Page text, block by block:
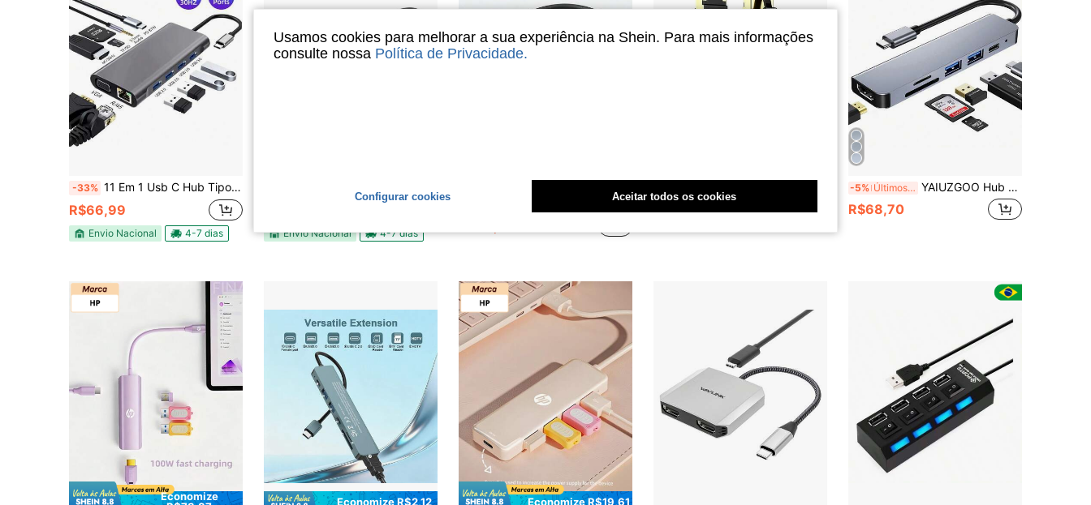
-33% 11 Em 1 Usb C Hub Tipo C Para 4k HD-Compatível USB 3.0 Adaptador Multifuncional
R$66,99
Envio Nacional 4-7 dias Envio Nacional 4-7 dias
R$400,72
-5% Últimos 3 dias YAIUZGOO Hub USB C 6-em-1 Tipo C 3.1 para Adaptador 4K, com Leitor de Cartão SD/TF, Carregamento Rápido PD 2.0/3.0, Interface de Transferência de Dados, Slot para Pen Drive USB, Compacto e Portátil, Adequado para Viagens de Negócios, Compatível com MacBook, Laptop, PC, Telefone Android, Tablet
R$68,70
Economize
Economize R$2,12 Economize R$19,61
Usamos cookies para melhorar a sua experiência na Shein. Para mais informações
consulte nossa Política de Privacidade.
Configurar cookies Aceitar todos os cookies